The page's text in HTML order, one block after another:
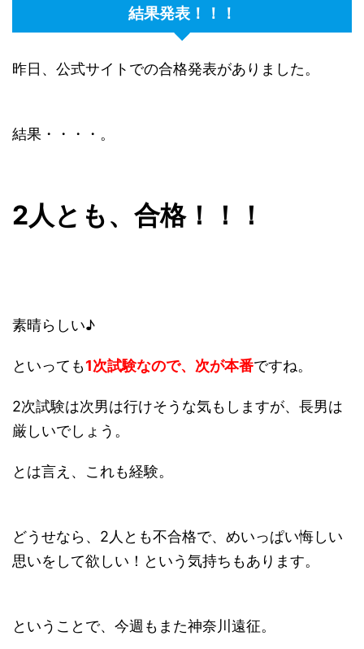
結果発表！！！
昨日、公式サイトでの合格発表がありました。
結果・・・・。
2人とも、合格！！！
素晴らしい♪
といっても1次試験なので、次が本番ですね。
2次試験は次男は行けそうな気もしますが、長男は
厳しいでしょう。
とは言え、これも経験。
どうせなら、2人とも不合格で、めいっぱい悔しい
思いをして欲しい！という気持ちもあります。
ということで、今週もまた神奈川遠征。